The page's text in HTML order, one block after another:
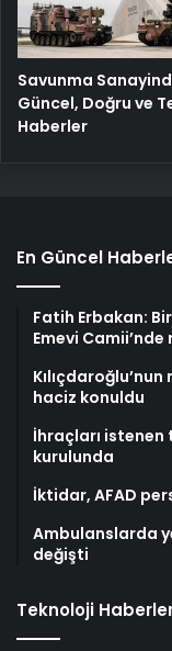
Haberler
haciz konuldu
İhraçları istenen
İktidar, AFAD
Ambulanslarda
değişti
Teknoloji